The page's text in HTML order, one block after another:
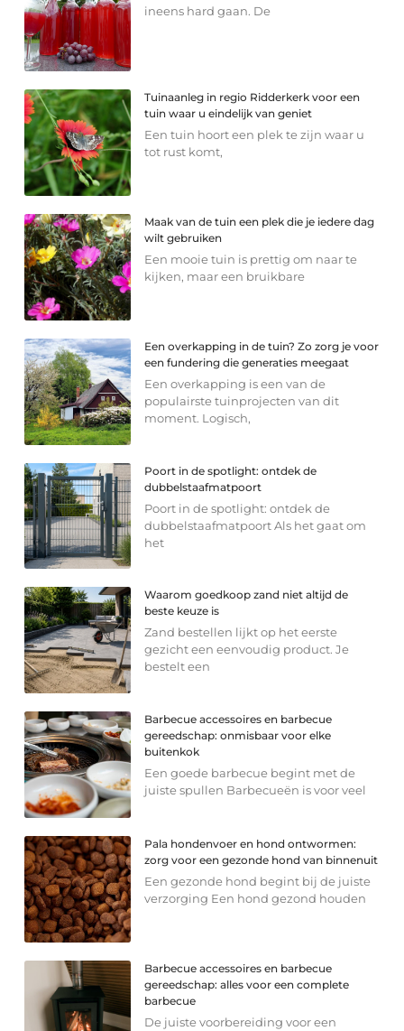
ineens hard gaan. De
Tuinaanleg in regio Ridderkerk voor een
tuin waar u eindelijk van geniet
Een tuin hoort een plek te zijn waar u
tot rust komt,
Maak van de tuin een plek die je iedere dag
wilt gebruiken
Een mooie tuin is prettig om naar te
kijken, maar een bruikbare
Een overkapping in de tuin? Zo zorg je voor
een fundering die generaties meegaat
Een overkapping is een van de
populairste tuinprojecten van dit
moment. Logisch,
Poort in de spotlight: ontdek de
dubbelstaafmatpoort
Poort in de spotlight: ontdek de
dubbelstaafmatpoort Als het gaat om
het
Waarom goedkoop zand niet altijd de
beste keuze is
Zand bestellen lijkt op het eerste
gezicht een eenvoudig product. Je
bestelt een
Barbecue accessoires en barbecue
gereedschap: onmisbaar voor elke
buitenkok
Een goede barbecue begint met de
juiste spullen Barbecueën is voor veel
Pala hondenvoer en hond ontwormen:
zorg voor een gezonde hond van binnenuit
Een gezonde hond begint bij de juiste
verzorging Een hond gezond houden
Barbecue accessoires en barbecue
gereedschap: alles voor een complete
barbecue
De juiste voorbereiding voor een